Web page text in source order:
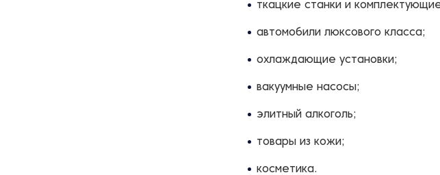
ткацкие станки и
автомобили люксового класса;
охлаждающие установки;
вакуумные насосы;
элитный алкоголь;
товары из кожи;
косметика.